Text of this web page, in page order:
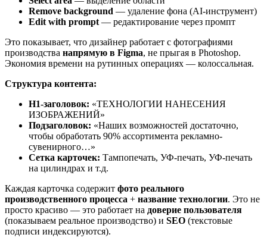
Remove background — удаление фона (AI-инструмент)
Edit with prompt — редактирование через промпт
Это показывает, что дизайнер работает с фотографиями
производства напрямую в Figma, не прыгая в Photoshop.
Экономия времени на рутинных операциях — колоссальная.
Структура контента:
H1-заголовок: «ТЕХНОЛОГИИ НАНЕСЕНИЯ
ИЗОБРАЖЕНИЙ»
Подзаголовок: «Наших возможностей достаточно,
чтобы обработать 90% ассортимента рекламно-
сувенирного…»
Сетка карточек: Тампопечать, УФ-печать, УФ-печать
на цилиндрах и т.д.
Каждая карточка содержит фото реального
производственного процесса + название технологии. Это не
просто красиво — это работает на доверие пользователя
(показываем реальное производство) и SEO (текстовые
подписи индексируются).